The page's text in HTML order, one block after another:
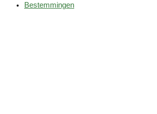
Bestemmingen